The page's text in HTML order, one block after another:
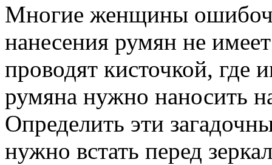
Многие женщины
нанесения румян не
проводят кисточкой, где
румяна нужно наносить
Определить эти
нужно встать перед